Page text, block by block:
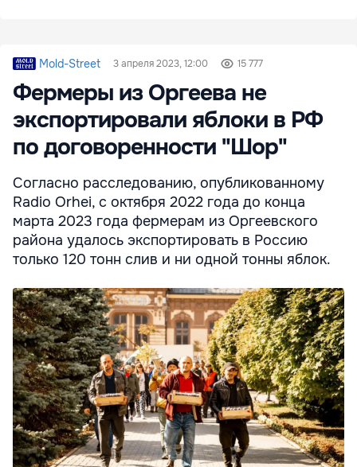
Mold-Street 3 апреля 2023, 12:00 15 777
Фермеры из Оргеева не
экспортировали яблоки в РФ
по договоренности "Шор"
Согласно расследованию, опубликованному
Radio Orhei, с октября 2022 года до конца
марта 2023 года фермерам из Оргеевского
района удалось экспортировать в Россию
только 120 тонн слив и ни одной тонны яблок.